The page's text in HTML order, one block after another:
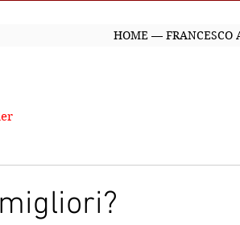
HOME — FRANCESCO